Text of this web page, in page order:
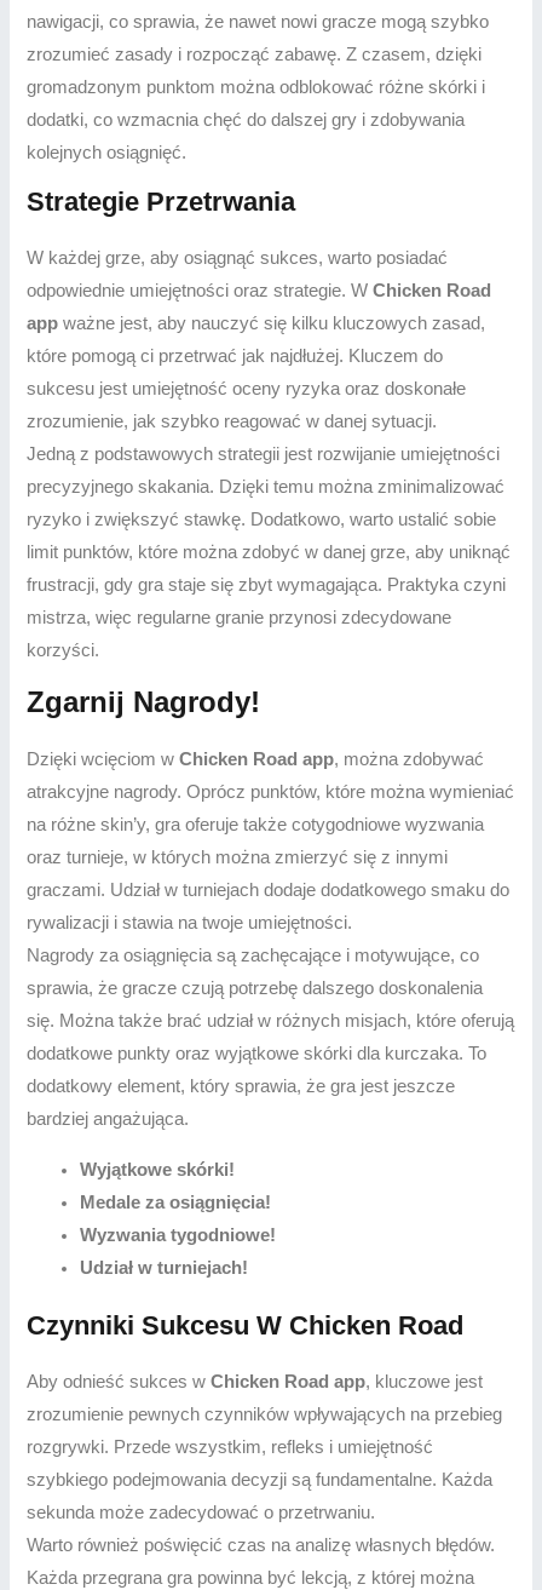
nawigacji, co sprawia, że nawet nowi gracze mogą szybko
zrozumieć zasady i rozpocząć zabawę. Z czasem, dzięki
gromadzonym punktom można odblokować różne skórki i
dodatki, co wzmacnia chęć do dalszej gry i zdobywania
kolejnych osiągnięć.
Strategie Przetrwania
W każdej grze, aby osiągnąć sukces, warto posiadać
odpowiednie umiejętności oraz strategie. WChicken Road
app ważne jest, aby nauczyć się kilku kluczowych zasad,
które pomogą ci przetrwać jak najdłużej. Kluczem do
sukcesu jest umiejętność oceny ryzyka oraz doskonałe
zrozumienie, jak szybko reagować w danej sytuacji.
Jedną z podstawowych strategii jest rozwijanie umiejętności
precyzyjnego skakania. Dzięki temu można zminimalizować
ryzyko i zwiększyć stawkę. Dodatkowo, warto ustalić sobie
limit punktów, które można zdobyć w danej grze, aby uniknąć
frustracji, gdy gra staje się zbyt wymagająca. Praktyka czyni
mistrza, więc regularne granie przynosi zdecydowane
korzyści.
Zgarnij Nagrody!
Dzięki wcięciom wChicken Road app, można zdobywać
atrakcyjne nagrody. Oprócz punktów, które można wymieniać
na różne skin’y, gra oferuje także cotygodniowe wyzwania
oraz turnieje, w których można zmierzyć się z innymi
graczami. Udział w turniejach dodaje dodatkowego smaku do
rywalizacji i stawia na twoje umiejętności.
Nagrody za osiągnięcia są zachęcające i motywujące, co
sprawia, że gracze czują potrzebę dalszego doskonalenia
się. Można także brać udział w różnych misjach, które oferują
dodatkowe punkty oraz wyjątkowe skórki dla kurczaka. To
dodatkowy element, który sprawia, że gra jest jeszcze
bardziej angażująca.
Wyjątkowe skórki!
Medale za osiągnięcia!
Wyzwania tygodniowe!
Udział w turniejach!
Czynniki Sukcesu W Chicken Road
Aby odnieść sukces wChicken Road app, kluczowe jest
zrozumienie pewnych czynników wpływających na przebieg
rozgrywki. Przede wszystkim, refleks i umiejętność
szybkiego podejmowania decyzji są fundamentalne. Każda
sekunda może zadecydować o przetrwaniu.
Warto również poświęcić czas na analizę własnych błędów.
Każda przegrana gra powinna być lekcją, z której można